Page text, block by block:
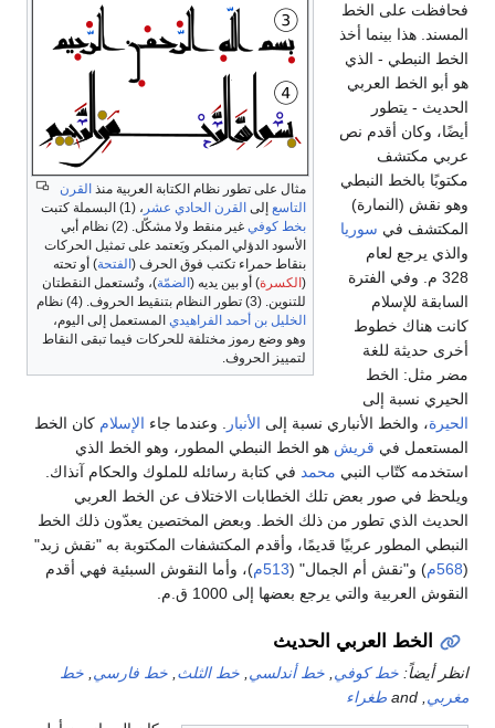
مثال على تطور نظام الكتابة العربية منذ القرن
التاسع إلى القرن الحادي عشر ، (1) البسملة كتبت
بخط كوفي
غير منقط ولا مشكّل. (2) نظام أبي
الأسود الدؤلي المبكر ويَعتمد على تمثيل الحركات
بنقاط حمراء تكتب فوق الحرف ( الفتحة) أو تحته
( الكسرة) أو بين يديه ( الضمّة)، وتُستعمل النقطتان
للتنوين. (3) تطور النظام بتنقيط الحروف. (4) نظام
الخليل بن أحمد الفراهيدي المستعمل إلى اليوم،
وهو وضع رموز مختلفة للحركات فيما تبقى النقاط
لتمييز الحروف.
فحافظت على الخط
المسند. هذا بينما أخذ
الخط النبطي - الذي
هو أبو الخط العربي
الحديث - يتطور
أيضًا، وكان أقدم نص
عربي مكتشف
مكتوبًا بالخط النبطي
وهو نقش (النمارة)
المكتشف في سوريا
والذي يرجع لعام
328 م. وفي الفترة
السابقة للإسلام
كانت هناك خطوط
أخرى حديثة للغة
مضر مثل: الخط
الحيري نسبة إلى
الحيرة، والخط الأنباري نسبة إلى الأنبار . وعندما جاء الإسلام كان الخط
المستعمل في قريش هو الخط النبطي المطور، وهو الخط الذي
استخدمه كتّاب النبي محمد في كتابة رسائله للملوك والحكام آنذاك.
ويلحظ في صور بعض تلك الخطابات الاختلاف عن الخط العربي
الحديث الذي تطور من ذلك الخط. وبعض المختصين يعدّون ذلك الخط
النبطي المطور عربيًا قديمًا، وأقدم المكتشفات المكتوبة به "نقش زبد"
(568م ) و"نقش أم الجمال" (513م )، وأما النقوش السبئية فهي أقدم
النقوش العربية والتي يرجع بعضها إلى 1000 ق.م.
الخط العربي الحديث
انظر أيضاً: خط كوفي خط أندلسي خط الثلث خط فارسي خط
مغربي
طغراء